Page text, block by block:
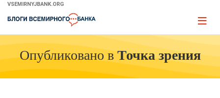
Skip
Main
VSEMIRNYJBANK.ORG
Page
Опубликовано в Точка зрения